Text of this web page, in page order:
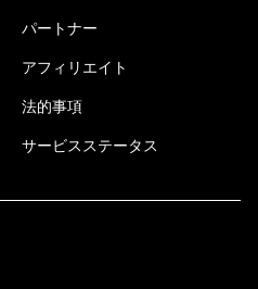
パートナー
アフィリエイト
法的事項
サービスステータス